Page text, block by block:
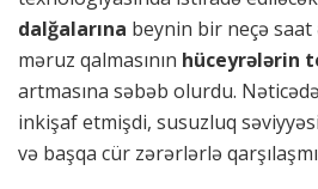
dalğalarına beynin bir neçə
məruz qalmasının hüceyrələrin
artmasına səbəb olurdu.
inkişaf etmişdi, susuzluq
və başqa cür zərərlərlə